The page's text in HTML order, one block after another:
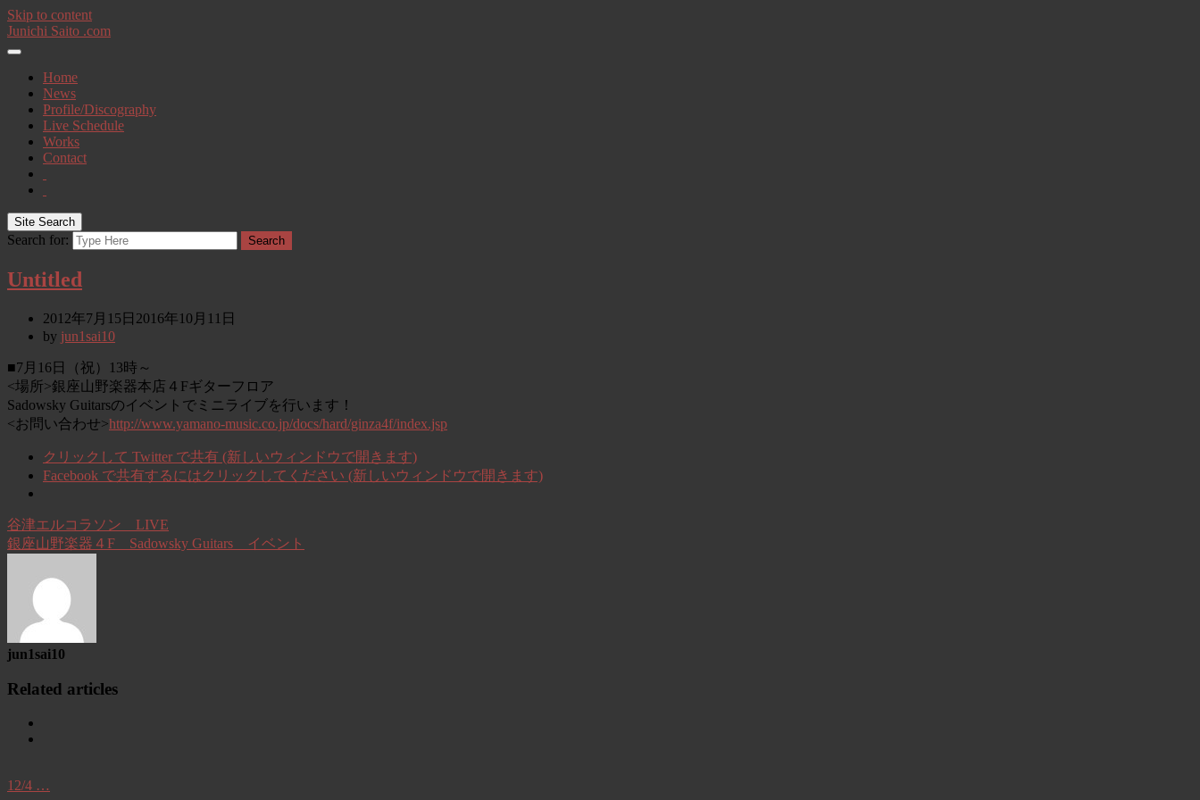
Skip to content
Junichi Saito .com
Home
News
Profile/Discography
Live Schedule
Works
Contact
Site Search
Search for: Search
Untitled
2012年7月15日 2016年10月11日
by jun1sai10
■7月16日（祝）13時～
<場所>銀座山野楽器本店４Fギターフロア
Sadowsky Guitarsのイベントでミニライブを行います！
<お問い合わせ>http://www.yamano-music.co.jp/docs/hard/ginza4f/index.jsp
クリックして Twitter で共有 (新しいウィンドウで開きます)
Facebook で共有するにはクリックしてください (新しいウィンドウで開きます)
谷津エルコラソン LIVE
銀座山野楽器４F Sadowsky Guitars イベント
jun1sai10
Related articles
12/4 …